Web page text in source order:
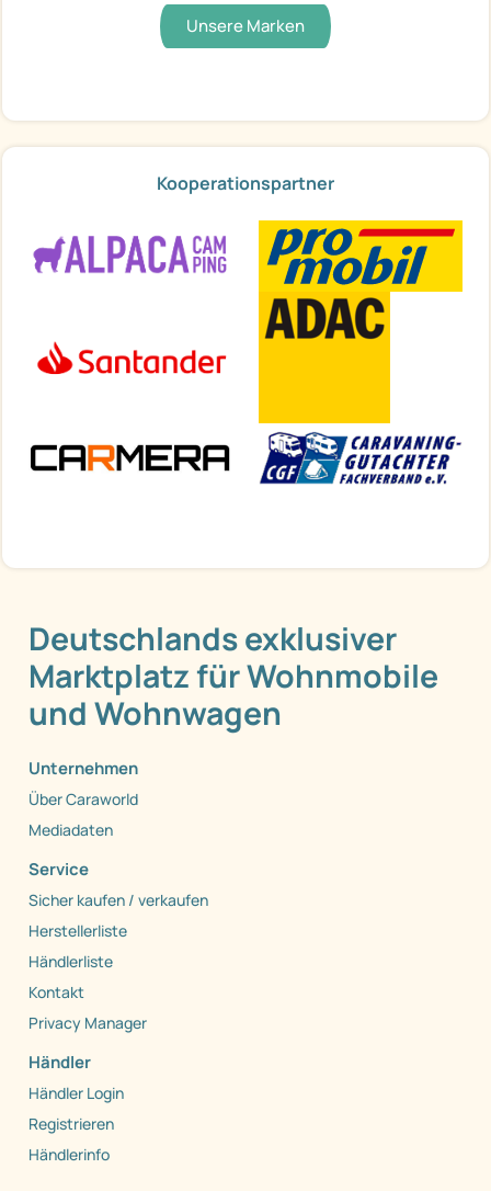
Unsere Marken
Kooperationspartner
Deutschlands exklusiver
Marktplatz für Wohnmobile
und Wohnwagen
Unternehmen
Über Caraworld
Mediadaten
Service
Sicher kaufen / verkaufen
Herstellerliste
Händlerliste
Kontakt
Privacy Manager
Händler
Händler Login
Registrieren
Händlerinfo